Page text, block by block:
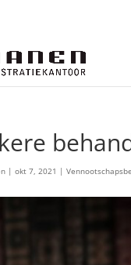
|okt 7, 2021 |